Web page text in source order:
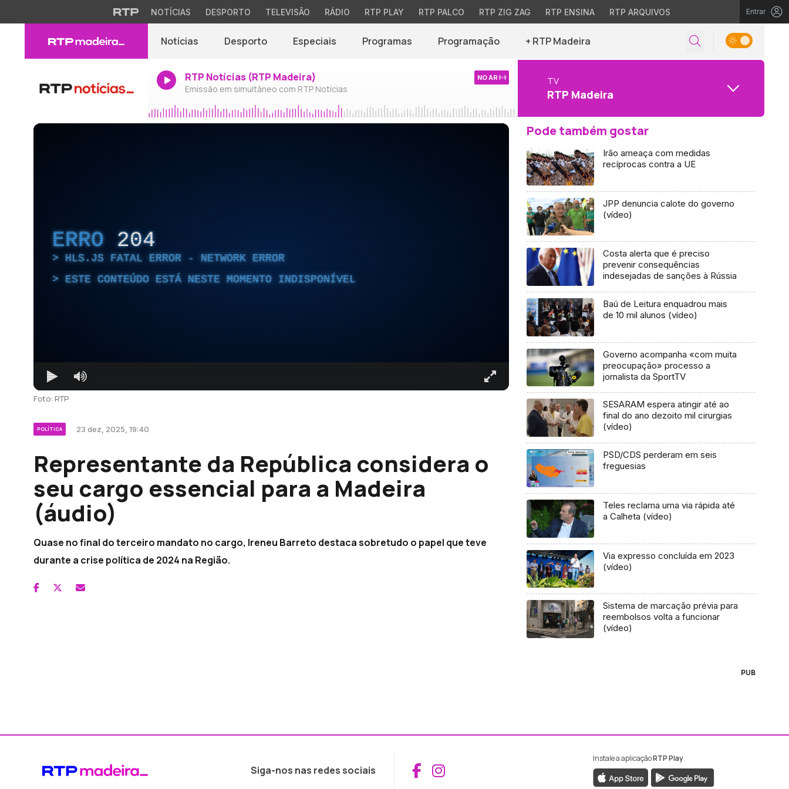
NOTÍCIAS DESPORTO TELEVISÃO RÁDIO RTP PLAY RTP PALCO RTP ZIG ZAG RTP ENSINA RTP ARQUIVOS Entrar
Notícias Desporto Especiais Programas Programação + RTP Madeira
RTP Notícias (RTP Madeira)
Emissão em simultâneo com RTP Notícias
NO AR TV
RTP Madeira
ERRO 204
HLS.JS FATAL ERROR - NETWORK ERROR
ESTE CONTEÚDO ESTÁ NESTE MOMENTO INDISPONÍVEL
Foto: RTP
POLÍTICA 23 dez, 2025, 19:40
Representante da República considera o
seu cargo essencial para a Madeira
(áudio)
Quase no final do terceiro mandato no cargo, Ireneu Barreto destaca sobretudo o papel que teve
durante a crise política de 2024 na Região.
Pode também gostar
Irão ameaça com medidas
recíprocas contra a UE
JPP denuncia calote do governo
(vídeo)
Costa alerta que é preciso
prevenir consequências
indesejadas de sanções à Rússia
Baú de Leitura enquadrou mais
de 10 mil alunos (vídeo)
Governo acompanha «com muita
preocupação» processo a
jornalista da SportTV
SESARAM espera atingir até ao
final do ano dezoito mil cirurgias
(vídeo)
PSD/CDS perderam em seis
freguesias
Teles reclama uma via rápida até
a Calheta (vídeo)
Via expresso concluída em 2023
(vídeo)
Sistema de marcação prévia para
reembolsos volta a funcionar
(vídeo)
PUB
Siga-nos nas redes sociais Aceder ao Facebook da RTP Madeira
Aceder ao Instagram da RTP Madeira
Instale a aplicaçãoRTP Play